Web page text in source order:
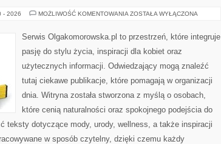
- 2026 MOŻLIWOŚĆ KOMENTOWANIA SPOŁECZNOŚĆ
ZOSTAŁA WYŁĄCZONA
Serwis Olgakomorowska.pl to przestrzeń, które integruje
pasję do stylu życia, inspiracji dla kobiet oraz
użytecznych informacji. Odwiedzający mogą znaleźć
tutaj ciekawe publikacje, które pomagają w organizacji
dnia. Witryna została stworzona z myślą o osobach,
które cenią naturalności oraz spokojnego podejścia do
teksty dotyczące mody, urody, wellness, a także inspiracji
w sposób czytelny, dzięki czemu każdy